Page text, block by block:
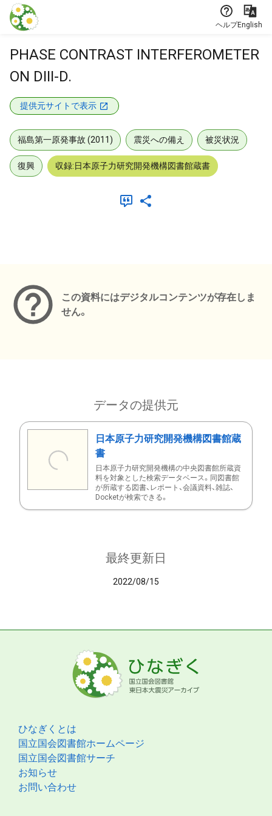
本文に飛ぶ
ヘルプEnglish
PHASE CONTRAST INTERFEROMETER
ON DIII-D.
提供元サイトで表示
福島第一原発事故 (2011) 震災への備え 被災状況
復興 収録:日本原子力研究開発機構図書館蔵書
この資料にはデジタルコンテンツが存在しま
せん。
データの提供元
日本原子力研究開発機構図書館蔵
書
日本原子力研究開発機構の中央図書館所蔵資
料を対象とした検索データベース。同図書館
が所蔵する図書、レポート、会議資料、雑誌、
Docketが検索できる。
最終更新日
2022/08/15
ひなぎくとは
国立国会図書館ホームページ
国立国会図書館サーチ
お知らせ
お問い合わせ